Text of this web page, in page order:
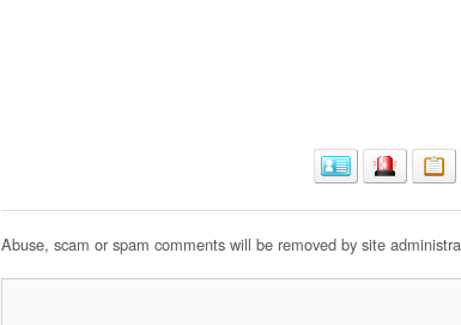
Abuse, scam or spam comments will be removed by site